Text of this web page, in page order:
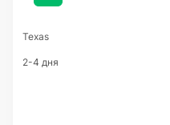
Texas
2-4 дня